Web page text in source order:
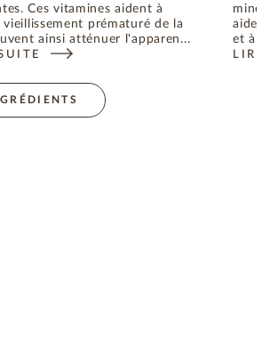
Ces vitamines aident à
vieillissement prématuré de la
ainsi atténuer l'apparen...
L'INGRÉDIENT AUX
et à
: